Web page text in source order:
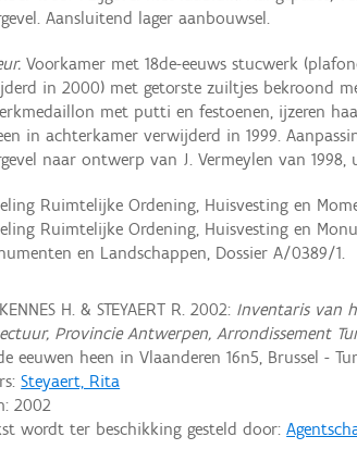
Aansluitend lager aanbouwsel.
Voorkamer met 18de-eeuws stucwerk
in 2000) met getorste zuiltjes bekroond
met putti en festoenen, ijzeren
in achterkamer verwijderd in 1999.
naar ontwerp van J. Vermeylen van 1998,
Ruimtelijke Ordening, Huisvesting en
Ruimtelijke Ordening, Huisvesting en
en Landschappen, Dossier A/0389/1.
H. & STEYAERT R. 2002: Inventaris van
Provincie Antwerpen, Arrondissement
eeuwen heen in Vlaanderen 16n5, Brussel -
Steyaert, Rita
2002
wordt ter beschikking gesteld door: